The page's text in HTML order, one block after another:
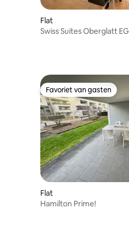
Flat
Swiss Suites Oberglatt EG
Favoriet van gasten
Favoriet van gasten
Flat
Hamilton Prime!